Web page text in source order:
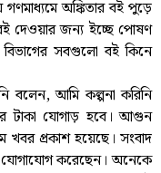
অঙ্কিতার বই পুড়ে
দেওয়ার জন্য ইচ্ছে পোষণ
বিভাগের সবগুলো বই কিনে
বলেন, আমি কল্পনা করিনি
টাকা যোগাড় হবে। আগুন
খবর প্রকাশ হয়েছে। সংবাদ
যোগাযোগ করেছেন। অনেকে